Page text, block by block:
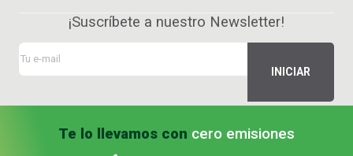
¡Suscríbete a nuestro Newsletter!
Te lo llevamos con cero emisiones